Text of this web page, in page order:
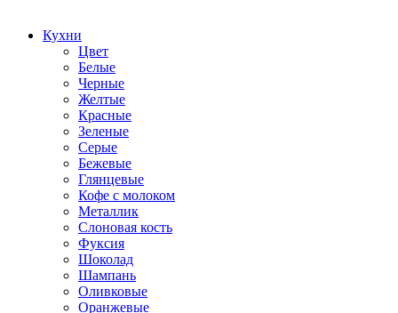
Кухни
Цвет
Белые
Черные
Желтые
Красные
Зеленые
Серые
Бежевые
Глянцевые
Кофе с молоком
Металлик
Слоновая кость
Фуксия
Шоколад
Шампань
Оливковые
Оранжевые